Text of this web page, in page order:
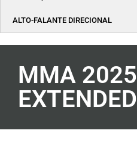
ALTO-FALANTE DIRECIONAL
MMA 2025
EXTENDED